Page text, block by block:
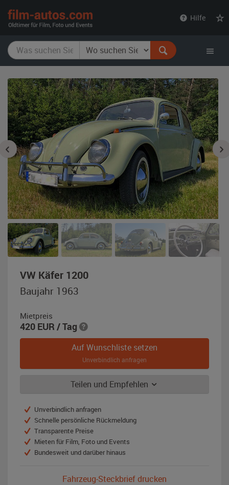
Hilfe
VW Käfer 1200,
Baujahr 1963
Mietpreis
420 EUR / Tag
Auf Wunschliste setzen
Unverbindlich anfragen
Teilen und Empfehlen
Unverbindlich anfragen
Schnelle persönliche Rückmeldung
Transparente Preise
Mieten für Film, Foto und Events
Bundesweit und darüber hinaus
Fahrzeug-Steckbrief drucken